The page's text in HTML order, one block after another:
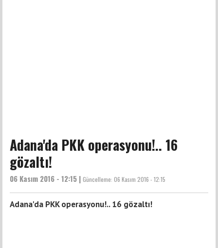
Adana'da PKK operasyonu!.. 16
gözaltı!
06 Kasım 2016 - 12:15 | Güncelleme: 06 Kasım 2016 - 12:15
Adana'da PKK operasyonu!.. 16 gözaltı!